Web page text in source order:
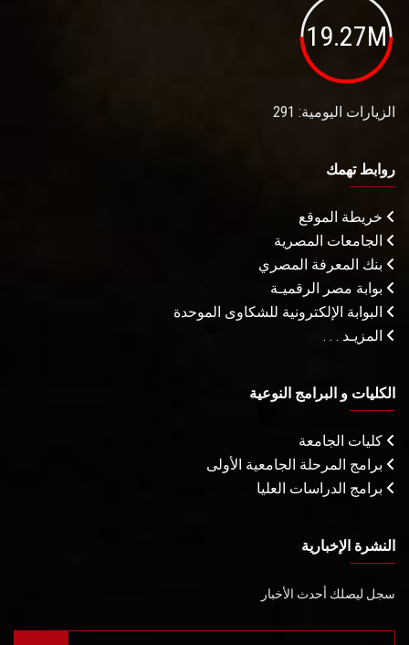
19.27M
الزيارات اليومية: 291
روابط تهمك
خريطة الموقع
الجامعات المصرية
بنك المعرفة المصري
بوابة مصر الرقميـة
البوابة الإلكترونية للشكاوى الموحدة
المزيـد . . .
الكليات و البرامج النوعية
كليات الجامعة
برامج المرحلة الجامعية الأولى
برامج الدراسات العليا
النشرة الإخبارية
سجل ليصلك أحدث الأخبار